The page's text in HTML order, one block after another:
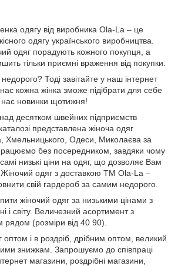
одягу від виробника Ola-La – це
одягу українського виробництва.
одяг порадують кожного покупця, а
тільки приємні враження від покупки.
Тоді завітайте у наш інтернет
кожна жінка зможе підібрати для себе
новинки щотижня!
десятком швейних підприємств
представлена жіноча одяг
Хмельницького, Одеси, Миколаєва за
без посередником, завдяки чому
низькі ціни на одяг, що дозволяє Вам
одяг з доставкою TM Ola-La –
свій гардероб за самим недорого.
жіночий одяг за низькими цінами з
і світу. Величезний асортимент з
(розміри від 40 90).
і в роздріб, дрібним оптом, великий
знижкам. Запрошуємо до співпраці
магазини, роздрібні магазини,